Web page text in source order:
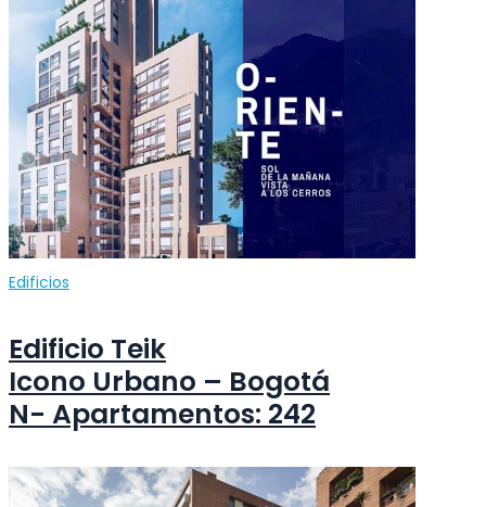
Edificios
Edificio Teik
Icono Urbano – Bogotá
N- Apartamentos: 242